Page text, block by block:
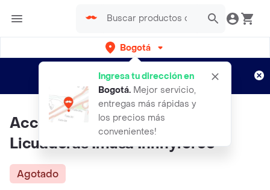
Bogotá
Ingresa tu dirección en
Bogotá. Mejor servicio,
entregas más rápidas y
los precios más
convenientes!
envíos gratis por semanas
Aplican TyC
Accesorio Vaso Vidrio Para
Licuadoras Imusa Infinyforce
Agotado